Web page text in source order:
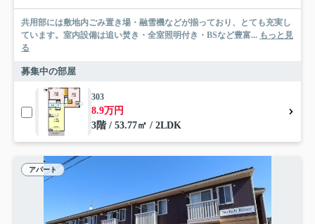
共用部には敷地内ごみ置き場・融雪機などが揃っており、とても充実し
ています。室内設備は追い焚き・全室照明付き・BSなど豊富... もっと見
る
募集中の部屋
303
8.9万円
3階 / 53.77㎡ / 2LDK
アパート